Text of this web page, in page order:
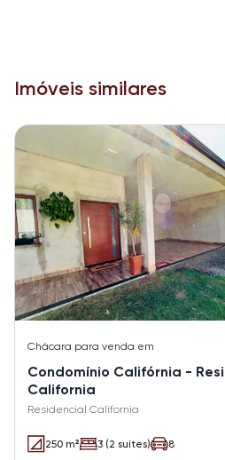
Imóveis similares
Chácara para venda em
Condomínio Califórnia -
California
Residencial California
250 m² 3 (2 suítes) 8